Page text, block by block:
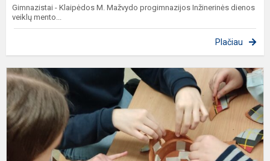
Gimnazistai - Klaipėdos M. Mažvydo progimnazijos Inžinerinės dienos
veiklų mento...
Plačiau